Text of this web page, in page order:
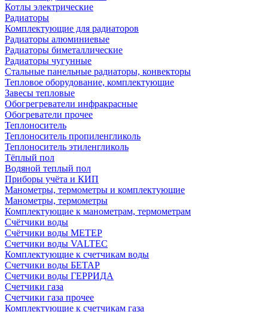
Котлы электрические
Радиаторы
Комплектующие для радиаторов
Радиаторы алюминиевые
Радиаторы биметаллические
Радиаторы чугунные
Стальные панельные радиаторы, конвекторы
Тепловое оборудование, комплектующие
Завесы тепловые
Обогрегреватели инфракрасные
Обогреватели прочее
Теплоноситель
Теплоноситель пропиленгликоль
Теплоноситель этиленгликоль
Тёплый пол
Водяной теплый пол
Приборы учёта и КИП
Манометры, термометры и комплектующие
Манометры, термометры
Комплектующие к манометрам, термометрам
Счётчики воды
Счётчики воды МЕТЕР
Счетчики воды VALTEC
Комплектующие к счетчикам воды
Счетчики воды БЕТАР
Счетчики воды ГЕРРИДА
Счетчики газа
Счетчики газа прочее
Комплектующие к счетчикам газа